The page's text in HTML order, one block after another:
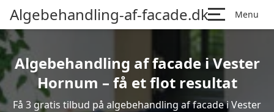
Algebehandling-af-facade.dk Menu
Algebehandling af facade i Vester
Hornum – få et flot resultat
Få 3 gratis tilbud på algebehandling af facade i Vester